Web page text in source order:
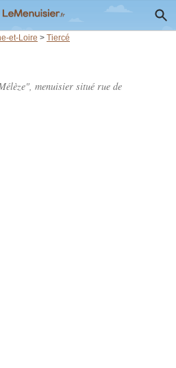
et-Loire > Tiercé
menuisier situé rue de